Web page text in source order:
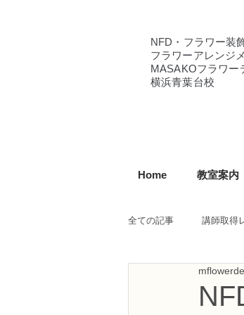
NFD・フラワー装
フラワーアレンジ
MASAKOフラワー
横浜青葉台校
Home 教室案内
全ての記事 講師取得
NFD講師研究科コー